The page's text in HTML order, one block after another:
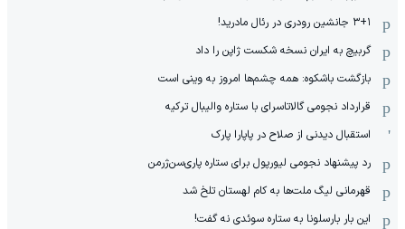
۳+۱ جانشین رودری در رئال مادرید!
گربیچ به ایران نسخه شکست ژاپن را داد
بازگشت باشکوه: همه چشم‌ها امروز به وینی است
قرارداد نجومی گالاتاسرای با ستاره والیبال ترکیه
استقبال دیدنی از صلاح در پاپارا پارک
رد پیشنهاد نجومی لیورپول برای ستاره پاری‌سن‌ژرمن
قهرمانی لیگ ملت‌ها به کام لهستان تلخ شد
این بار بارسلونا به ستاره سوئدی نه گفت!